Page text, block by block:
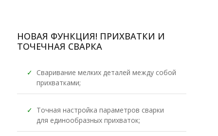
НОВАЯ ФУНКЦИЯ! ПРИХВАТКИ И
ТОЧЕЧНАЯ СВАРКА
✓ Сваривание мелких деталей между собой
прихватками;
✓ Точная настройка параметров сварки
для единообразных прихваток;